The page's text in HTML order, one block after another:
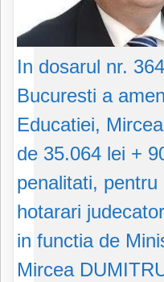
In dosarul nr.
Bucuresti a
Educatiei,
de 35.064 lei +
penalitati,
hotarari
in functia de
Mircea